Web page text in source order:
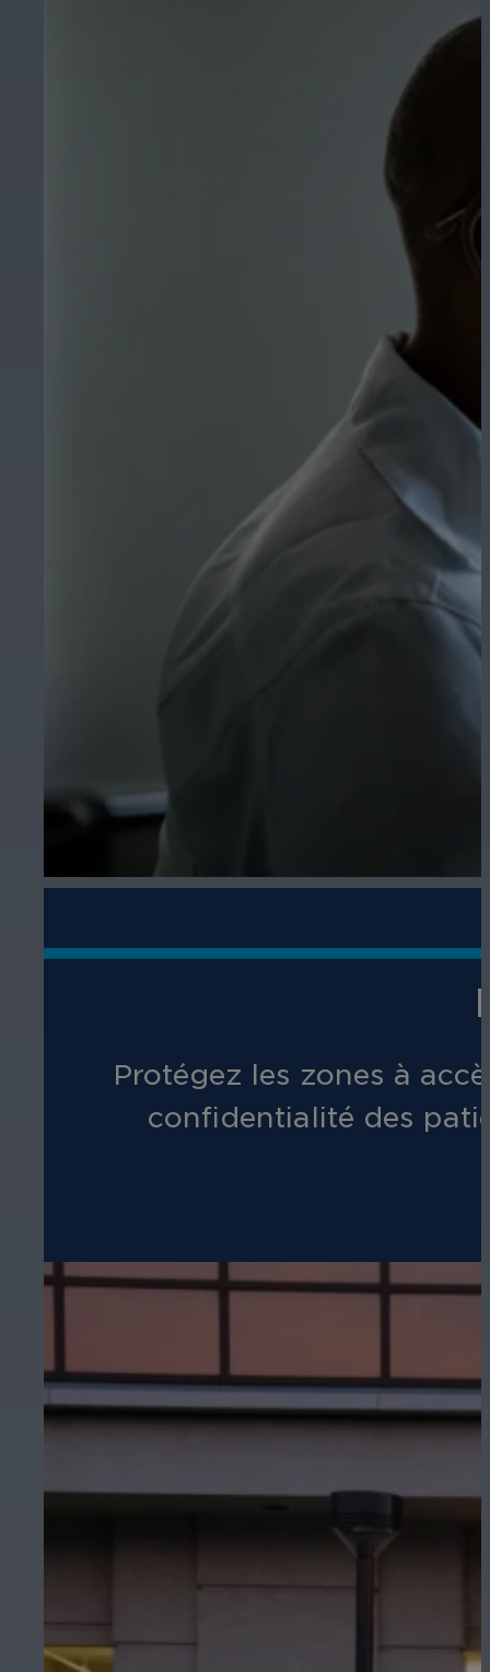
Protégez les zones à
confidentialité des